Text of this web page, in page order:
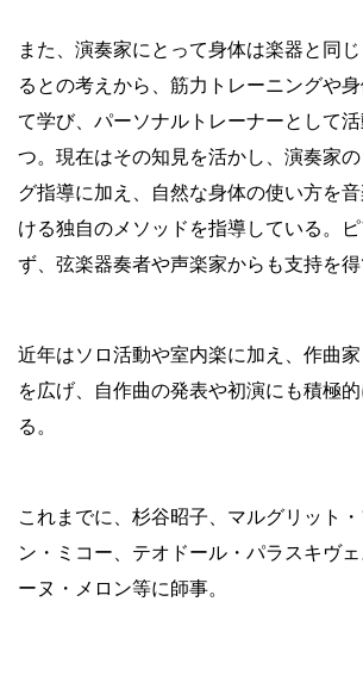
また、演奏家にとって身体は楽器と同
るとの考えから、筋力トレーニングや
て学び、パーソナルトレーナーとして
つ。現在はその知見を活かし、演奏家
グ指導に加え、自然な身体の使い方を
ける独自のメソッドを指導している。
ず、弦楽器奏者や声楽家からも支持を得
近年はソロ活動や室内楽に加え、作曲
を広げ、自作曲の発表や初演にも積極
る。
これまでに、杉谷昭子、マルグリット
ン・ミコー、テオドール・パラスキヴ
ーヌ・メロン等に師事。